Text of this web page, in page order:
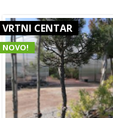
NOVO!
VRTNI CENTAR